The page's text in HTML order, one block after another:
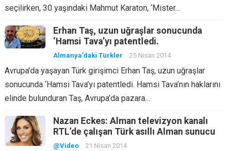
seçilirken, 30 yaşındaki Mahmut Karaton, ‘Mister…
Erhan Taş, uzun uğraşlar sonucunda
‘Hamsi Tava’yı patentledi.
Almanya'daki Türkler 25 Nisan 2014
Avrupa’da yaşayan Türk girişimci Erhan Taş, uzun uğraşlar
sonucunda ‘Hamsi Tava’yı patentledi. Hamsi Tava’nın haklarını
elinde bulunduran Taş, Avrupa’da pazara…
Nazan Eckes: Alman televizyon kanalı
RTL’de çalışan Türk asıllı Alman sunucu
@Video 21 Nisan 2014